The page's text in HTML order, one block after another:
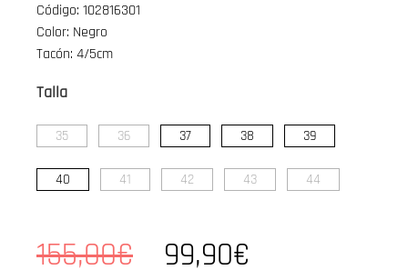
Código: 102816301
Color: Negro
Tacón: 4/5cm
Talla
35 36 37 38 39
40 41 42 43 44
155,00€ 99,90€